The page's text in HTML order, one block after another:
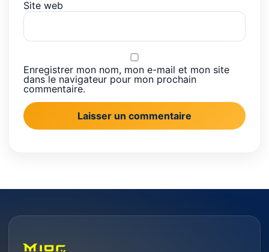
Site web
Enregistrer mon nom, mon e-mail et mon site
dans le navigateur pour mon prochain
commentaire.